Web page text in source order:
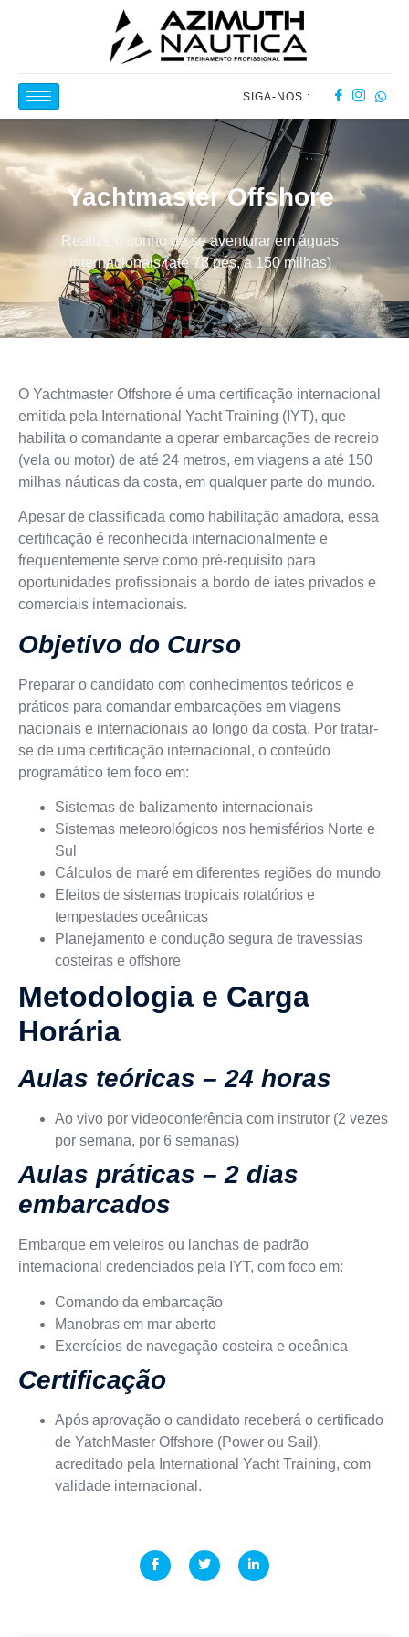
SIGA-NOS :
Yachtmaster Offshore
Realize o sonho de se aventurar em águas
internacionais (até 78 pés, a 150 milhas)
O Yachtmaster Offshore é uma certificação internacional
emitida pela International Yacht Training (IYT), que
habilita o comandante a operar embarcações de recreio
(vela ou motor) de até 24 metros, em viagens a até 150
milhas náuticas da costa, em qualquer parte do mundo.
Apesar de classificada como habilitação amadora, essa
certificação é reconhecida internacionalmente e
frequentemente serve como pré-requisito para
oportunidades profissionais a bordo de iates privados e
comerciais internacionais.
Objetivo do Curso
Preparar o candidato com conhecimentos teóricos e
práticos para comandar embarcações em viagens
nacionais e internacionais ao longo da costa. Por tratar-
se de uma certificação internacional , o conteúdo
programático tem foco em:
Sistemas de balizamento internacionais
Sistemas meteorológicos nos hemisférios Norte e
Sul
Cálculos de maré em diferentes regiões do mundo
Efeitos de sistemas tropicais rotatórios e
tempestades oceânicas
Planejamento e condução segura de travessias
costeiras e offshore
Metodologia e Carga
Horária
Aulas teóricas – 24 horas
Ao vivo por videoconferência com instrutor (2 vezes
por semana, por 6 semanas)
Aulas práticas – 2 dias
embarcados
Embarque em veleiros ou lanchas de padrão
internacional credenciados pela IYT, com foco em:
Comando da embarcação
Manobras em mar aberto
Exercícios de navegação costeira e oceânica
Certificação
Após aprovação o candidato receberá o certificado
de YatchMaster Offshore (Power ou Sail),
acreditado pela International Yacht Training, com
validade internacional.